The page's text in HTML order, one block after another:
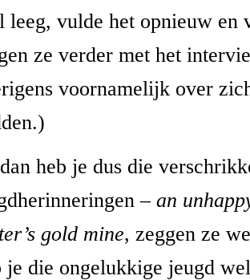
leeg, vulde het opnieuw en
ze verder met het
voornamelijk over
heb je dus die
– an
gold mine, zeggen ze
je die ongelukkige jeugd